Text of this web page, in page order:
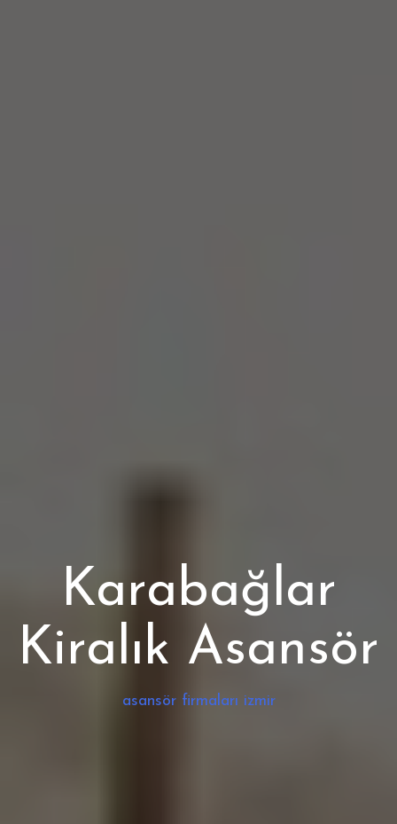
Karabağlar
Kiralık Asansör
asansör firmaları izmir